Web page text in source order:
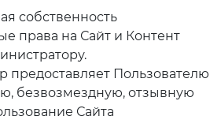
собственность
права на Сайт и Контент
предоставляет Пользователю
безвозмездную, отзывную
Сайта